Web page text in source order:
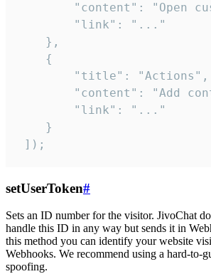
"content": "Open
        "link": "..."
    },
    {
        "title": "Actions",
"content": "Add
        "link": "..."
    }
]);
setUserToken#
Sets an ID number for the visitor. JivoChat
handle this ID in any way but sends it in
this method you can identify your website
Webhooks. We recommend using a hard-to-
spoofing.